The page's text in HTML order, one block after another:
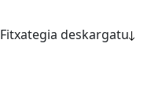
Fitxategia deskargatu